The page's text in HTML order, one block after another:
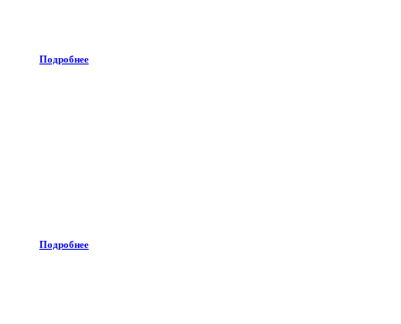
Подробнее
Подробнее